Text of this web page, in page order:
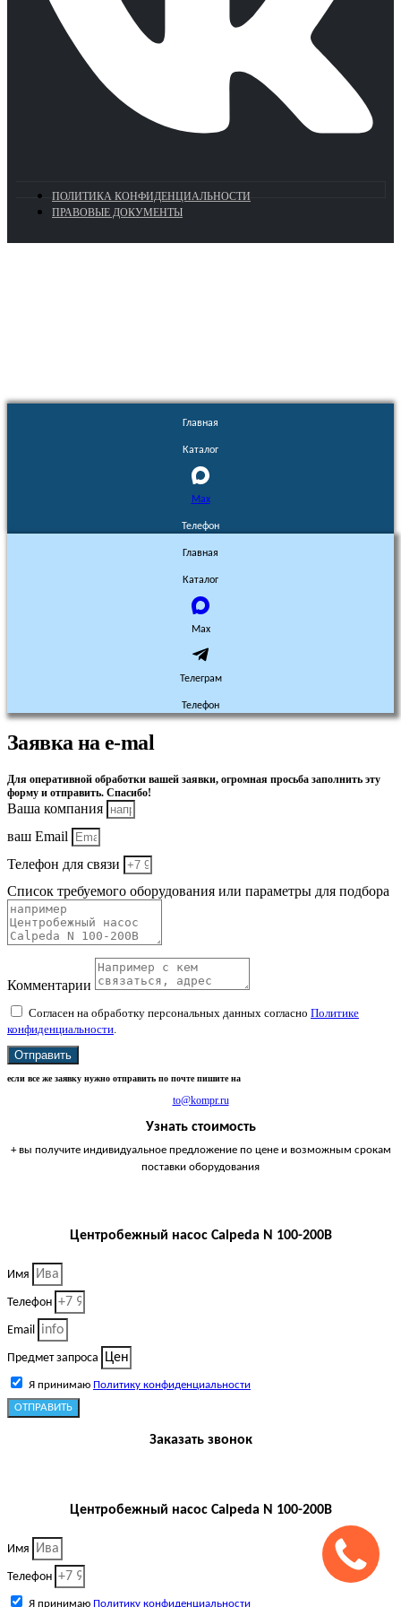
ПОЛИТИКА КОНФИДЕНЦИАЛЬНОСТИ
ПРАВОВЫЕ ДОКУМЕНТЫ
Главная
Каталог
Max
Телефон
Главная
Каталог
Max
Телеграм
Телефон
Заявка на e-mal
Для оперативной обработки вашей заявки, огромная просьба заполнить эту
форму и отправить. Спасибо!
Ваша компания
ваш Email
Телефон для связи
Список требуемого оборудования или параметры для подбора
Комментарии
Согласен на обработку персональных данных согласно Политике
конфиденциальности.
Отправить
если все же заявку нужно отправить по почте пишите на
to@kompr.ru
Узнать стоимость
+ вы получите индивидуальное предложение по цене и возможным срокам
поставки оборудования
Центробежный насос Calpeda N 100-200B
Имя
Телефон
Email
Предмет запроса
Я принимаю Политику конфиденциальности
ОТПРАВИТЬ
Заказать звонок
Центробежный насос Calpeda N 100-200B
Имя
Телефон
Я принимаю Политику конфиденциальности